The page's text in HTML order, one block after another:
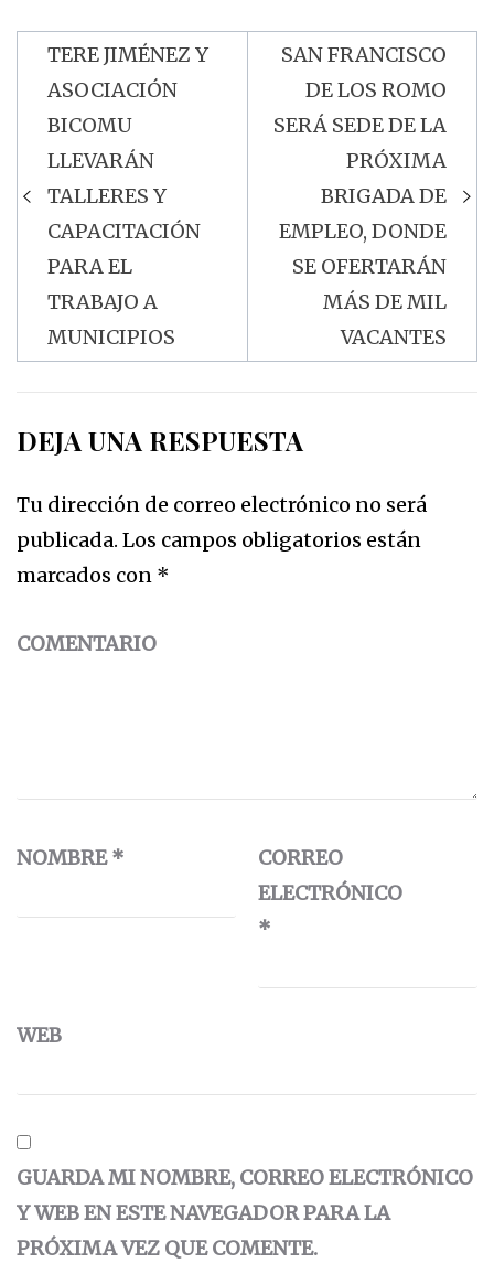
Navegación
de
entradas
TERE JIMÉNEZ Y
ASOCIACIÓN
BICOMU
LLEVARÁN
TALLERES Y
CAPACITACIÓN
PARA EL
TRABAJO A
MUNICIPIOS
SAN FRANCISCO
DE LOS ROMO
SERÁ SEDE DE LA
PRÓXIMA
BRIGADA DE
EMPLEO, DONDE
SE OFERTARÁN
MÁS DE MIL
VACANTES
DEJA UNA RESPUESTA
Tu dirección de correo electrónico no será
publicada. Los campos obligatorios están
marcados con *
COMENTARIO
NOMBRE*
CORREO
ELECTRÓNICO
*
WEB
GUARDA MI NOMBRE, CORREO ELECTRÓNICO
Y WEB EN ESTE NAVEGADOR PARA LA
PRÓXIMA VEZ QUE COMENTE.